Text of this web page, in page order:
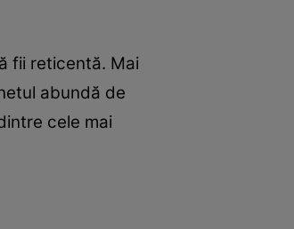
fii reticentă. Mai
abundă de
cele mai